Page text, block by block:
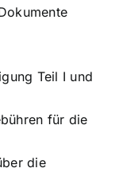
Teil I und
für die
die